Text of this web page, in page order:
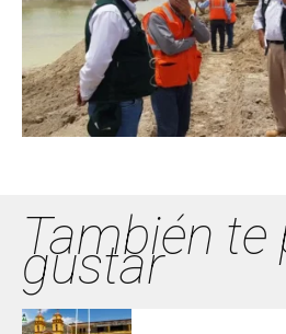
También te
gustar